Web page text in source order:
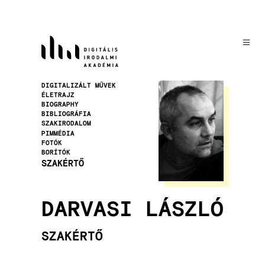
DIGITALIZÁLT MŰVEK
ÉLETRAJZ
BIOGRAPHY
BIBLIOGRÁFIA
SZAKIRODALOM
PIMMÉDIA
FOTÓK
BORÍTÓK
SZAKÉRTŐ
DARVASI LÁSZLÓ
SZAKÉRTŐ